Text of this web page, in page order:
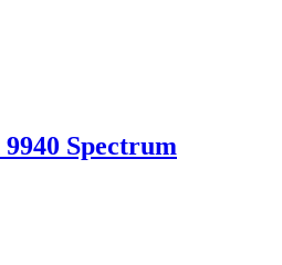
Spectrum